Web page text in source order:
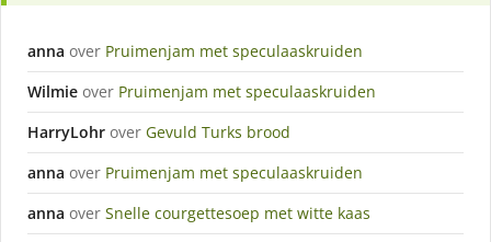
anna over Pruimenjam met speculaaskruiden
Wilmie over Pruimenjam met speculaaskruiden
HarryLohr over Gevuld Turks brood
anna over Pruimenjam met speculaaskruiden
anna over Snelle courgettesoep met witte kaas